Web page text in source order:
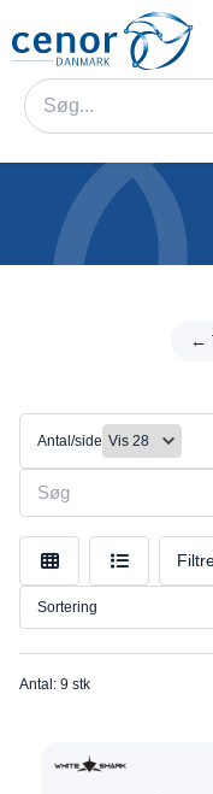
←
Kategorier
Konsoller
Filter
Tilslutning
Mærke
Model
Antal/side
Sortering
Antal: 9 stk